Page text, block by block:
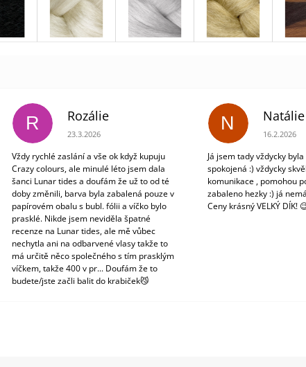
R Rozálie
Hodnocení obchodu je 3 z 5 hvězdiček.
23.3.2026
Vždy rychlé zaslání a vše ok když kupuju
Crazy colours, ale minulé léto jsem dala
šanci Lunar tides a doufám že už to od té
doby změnili, barva byla zabalená pouze v
papírovém obalu s bubl. fólii a víčko bylo
prasklé. Nikde jsem neviděla špatné
recenze na Lunar tides, ale mě vůbec
nechytla ani na odbarvené vlasy takže to
má určitě něco společného s tím prasklým
víčkem, takže 400 v pr... Doufám že to
budete/jste začli balit do krabiček😼
N Natálie
Hodnocení
16.2.2026
Já jsem tady vždycky
spokojená :) vždycky
komunikace , pomohou
zabaleno hezky :) já
Ceny krásný VELKÝ DÍK!